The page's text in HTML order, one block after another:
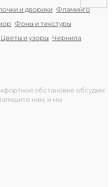
и дворики Фламинго
Фоны и текстуры
Цветы и узоры Чернила
обстановке обсудим
нам, и мы